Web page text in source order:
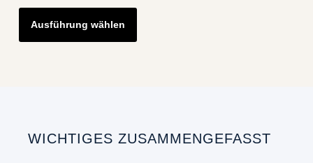
Ausführung wählen
Dieses
weist
Optionen
WICHTIGES ZUSAMMENGEFASST